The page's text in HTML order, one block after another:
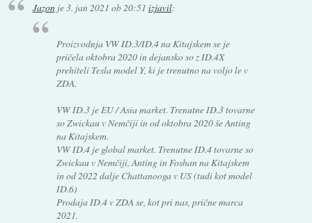
Jazonje3. jan 2021 ob 20:51 izjavil:
Proizvodnja VW ID.3/ID.4 na Kitajskem se je
pričela oktobra 2020 in dejansko so z ID.4X
prehiteli Tesla model Y, ki je trenutno na voljo le v
ZDA.
VW ID.3 je EU / Asia market. Trenutne ID.3 tovarne
so Zwickau v Nemčiji in od oktobra 2020 še Anting
na Kitajskem.
VW ID.4 je global market. Trenutne ID.4 tovarne so
Zwickau v Nemčiji, Anting in Foshan na Kitajskem
in od 2022 dalje Chattanooga v US (tudi kot model
ID.6)
Prodaja ID.4 v ZDA se, kot pri nas, prične marca
2021.